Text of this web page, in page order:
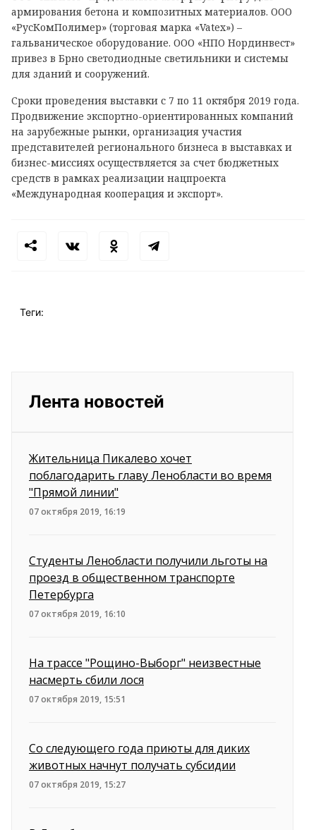
армирования бетона и композитных материалов. ООО
«РусКомПолимер» (торговая марка «Vatex») –
гальваническое оборудование. ООО «НПО Нординвест»
привез в Брно светодиодные светильники и системы
для зданий и сооружений.
Сроки проведения выставки с 7 по 11 октября 2019 года.
Продвижение экспортно-ориентированных компаний
на зарубежные рынки, организация участия
представителей регионального бизнеса в выставках и
бизнес-миссиях осуществляется за счет бюджетных
средств в рамках реализации нацпроекта
«Международная кооперация и экспорт».
Теги:
Лента новостей
Жительница Пикалево хочет
поблагодарить главу Ленобласти во время
"Прямой линии"
07 октября 2019, 16:19
Студенты Ленобласти получили льготы на
проезд в общественном транспорте
Петербурга
07 октября 2019, 16:10
На трассе "Рощино-Выборг" неизвестные
насмерть сбили лося
07 октября 2019, 15:51
Со следующего года приюты для диких
животных начнут получать субсидии
07 октября 2019, 15:27